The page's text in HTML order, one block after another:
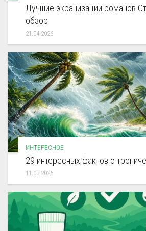
Лучшие экранизации романов
обзор
21.04.2026
ИНТЕРЕСНОЕ
29 интересных фактов о
11.03.2026